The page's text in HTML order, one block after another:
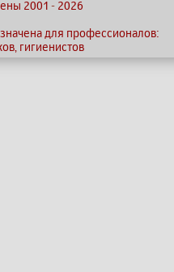
2001 - 2026
для профессионалов:
гигиенистов